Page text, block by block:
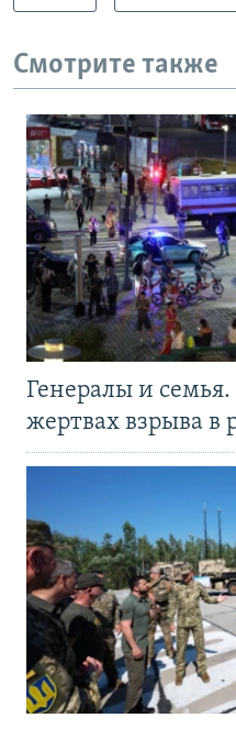
Смотрите также
Генералы и семья.
жертвах взрыва в